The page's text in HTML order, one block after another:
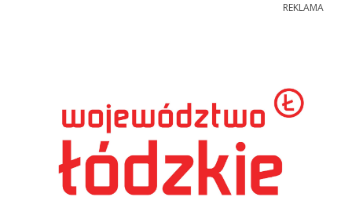
REKLAMA